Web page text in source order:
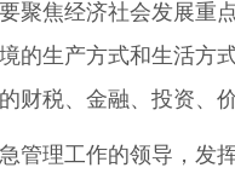
焦经济社会发展重
的生产方式和生活
财税、金融、投资、
工作的领导，发挥